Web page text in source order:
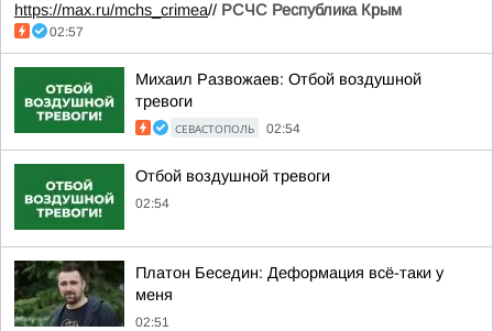
https://max.ru/mchs_crimea// РСЧС Республика Крым
02:57
Михаил Развожаев: Отбой воздушной
тревоги
СЕВАСТОПОЛЬ 02:54
Отбой воздушной тревоги
02:54
Платон Беседин: Деформация всё-таки у
меня
02:51